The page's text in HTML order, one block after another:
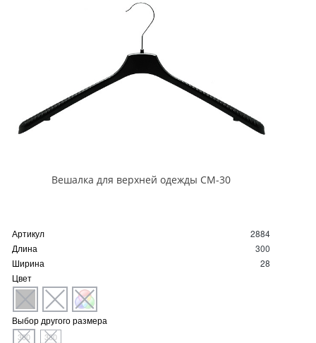
Вешалка для верхней одежды СМ-30
Артикул
2884
Длина
300
Ширина
28
Цвет
Выбор другого размера
300 330